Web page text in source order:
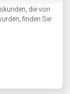
die von
finden Sie